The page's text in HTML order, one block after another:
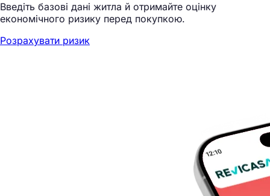
Введіть базові дані житла й отримайте оцінку
економічного ризику перед покупкою.
Розрахувати ризик